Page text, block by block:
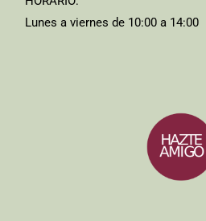
Lunes a viernes de 10:00 a 14:00